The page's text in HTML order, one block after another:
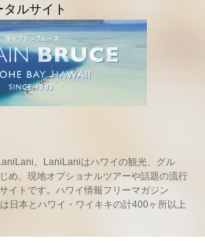
。LaniLaniはハワイの観光、グル
め、現地オプショナルツアーや話題の流行
イトです。ハワイ情報フリーマガジン
日本とハワイ・ワイキキの計400ヶ所以上